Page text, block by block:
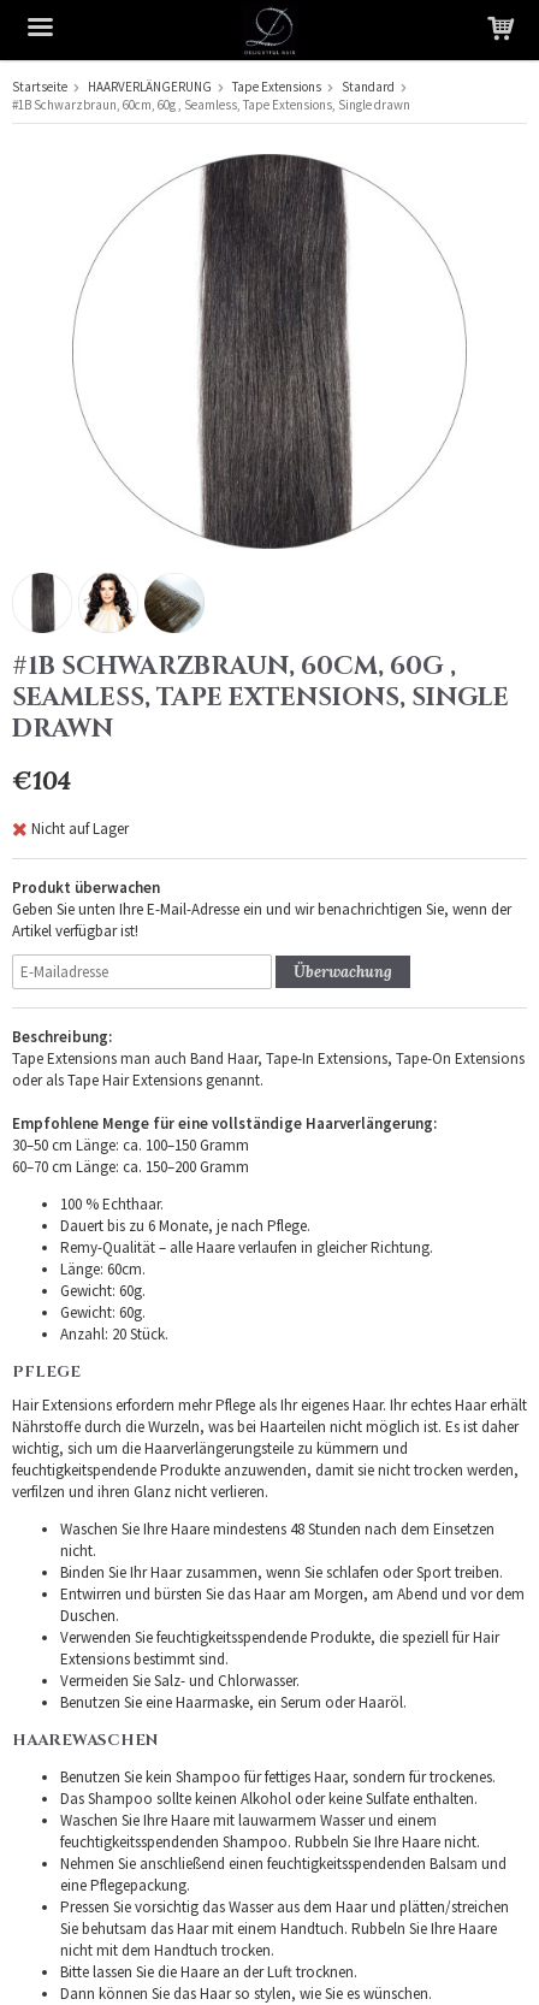
Das Produkt wurde in Ihren Warenkorb gelegt
Startseite HAARVERLÄNGERUNG Tape Extensions
Standard
#1B Schwarzbraun, 60cm, 60g , Seamless, Tape Extensions, Single drawn
#1B SCHWARZBRAUN, 60CM, 60G ,
SEAMLESS, TAPE EXTENSIONS, SINGLE
DRAWN
€104
Nicht auf Lager
Produkt überwachen
Geben Sie unten Ihre E-Mail-Adresse ein und wir benachrichtigen Sie, wenn der
Artikel verfügbar ist!
Überwachung
Beschreibung:
Tape Extensions man auch Band Haar, Tape-In Extensions, Tape-On Extensions
oder als Tape Hair Extensions genannt.
Empfohlene Menge für eine vollständige Haarverlängerung:
30–50 cm Länge: ca. 100–150 Gramm
60–70 cm Länge: ca. 150–200 Gramm
100 % Echthaar.
Dauert bis zu 6 Monate, je nach Pflege.
Remy-Qualität – alle Haare verlaufen in gleicher Richtung.
Länge: 60cm.
Gewicht: 60g.
Gewicht: 60g.
Anzahl: 20 Stück.
PFLEGE
Hair Extensions erfordern mehr Pflege als Ihr eigenes Haar. Ihr echtes Haar erhält
Nährstoffe durch die Wurzeln, was bei Haarteilen nicht möglich ist. Es ist daher
wichtig, sich um die Haarverlängerungsteile zu kümmern und
feuchtigkeitspendende Produkte anzuwenden, damit sie nicht trocken werden,
verfilzen und ihren Glanz nicht verlieren.
Waschen Sie Ihre Haare mindestens 48 Stunden nach dem Einsetzen
nicht.
Binden Sie Ihr Haar zusammen, wenn Sie schlafen oder Sport treiben.
Entwirren und bürsten Sie das Haar am Morgen, am Abend und vor dem
Duschen.
Verwenden Sie feuchtigkeitsspendende Produkte, die speziell für Hair
Extensions bestimmt sind.
Vermeiden Sie Salz- und Chlorwasser.
Benutzen Sie eine Haarmaske, ein Serum oder Haaröl.
HAAREWASCHEN
Benutzen Sie kein Shampoo für fettiges Haar, sondern für trockenes.
Das Shampoo sollte keinen Alkohol oder keine Sulfate enthalten.
Waschen Sie Ihre Haare mit lauwarmem Wasser und einem
feuchtigkeitsspendenden Shampoo. Rubbeln Sie Ihre Haare nicht.
Nehmen Sie anschließend einen feuchtigkeitsspendenden Balsam und
eine Pflegepackung.
Pressen Sie vorsichtig das Wasser aus dem Haar und plätten/streichen
Sie behutsam das Haar mit einem Handtuch. Rubbeln Sie Ihre Haare
nicht mit dem Handtuch trocken.
Bitte lassen Sie die Haare an der Luft trocknen.
Dann können Sie das Haar so stylen, wie Sie es wünschen.